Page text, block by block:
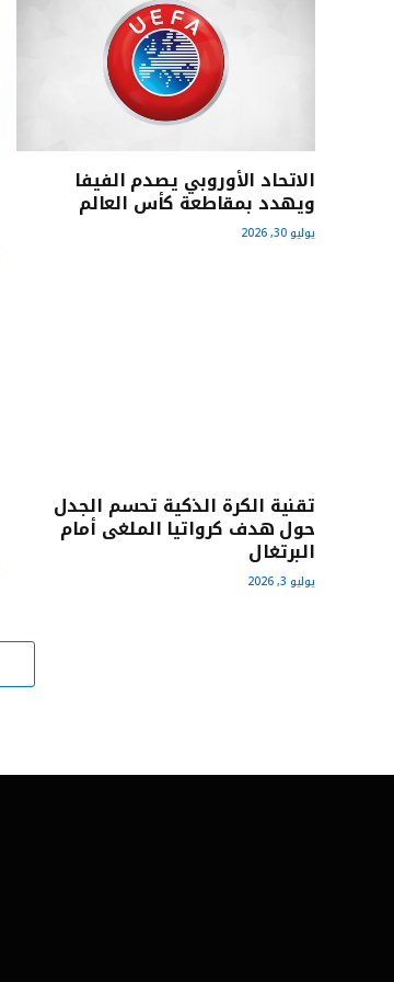
الاتحاد الأوروبي يصدم الفيفا
ويهدد بمقاطعة كأس العالم
يوليو 30, 2026
تقنية الكرة الذكية تحسم الجدل
حول هدف كرواتيا الملغى أمام
البرتغال
يوليو 3, 2026